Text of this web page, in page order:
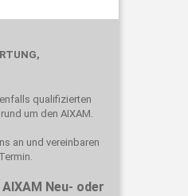
qualifizierten
um den AIXAM.
an und vereinbaren
Neu- oder